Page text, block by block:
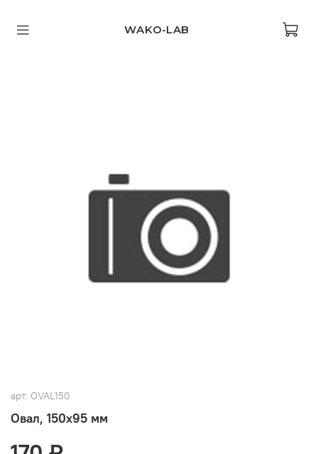
WAKO-LAB
арт. OVAL150
Овал, 150х95 мм